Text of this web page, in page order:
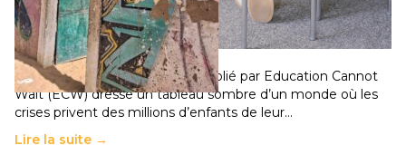
chocs climatiques et des déplacements de
population
11 juillet 2026- National
Un nouveau rapport mondial publié par Education Cannot
Wait (ECW) dresse un tableau sombre d’un monde où les
crises privent des millions d’enfants de leur…
Lire la suite →